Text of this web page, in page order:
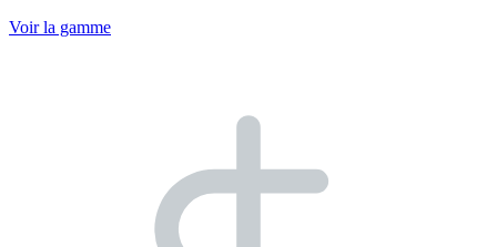
Voir la gamme